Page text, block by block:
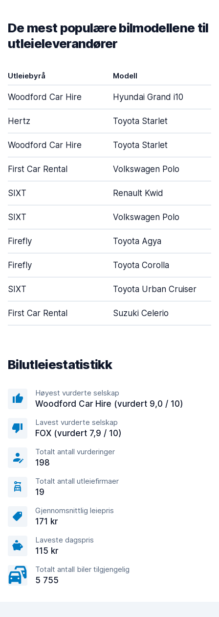
De mest populære bilmodellene til
utleieleverandører
Utleiebyrå Modell
Woodford Car Hire Hyundai Grand i10
Hertz Toyota Starlet
Woodford Car Hire Toyota Starlet
First Car Rental Volkswagen Polo
SIXT Renault Kwid
SIXT Volkswagen Polo
Firefly Toyota Agya
Firefly Toyota Corolla
SIXT Toyota Urban Cruiser
First Car Rental Suzuki Celerio
Bilutleiestatistikk
Høyest vurderte selskap
Woodford Car Hire (vurdert 9,0 / 10)
Lavest vurderte selskap
FOX (vurdert 7,9 / 10)
Totalt antall vurderinger
198
Totalt antall utleiefirmaer
19
Gjennomsnittlig leiepris
171 kr
Laveste dagspris
115 kr
Totalt antall biler tilgjengelig
5 755